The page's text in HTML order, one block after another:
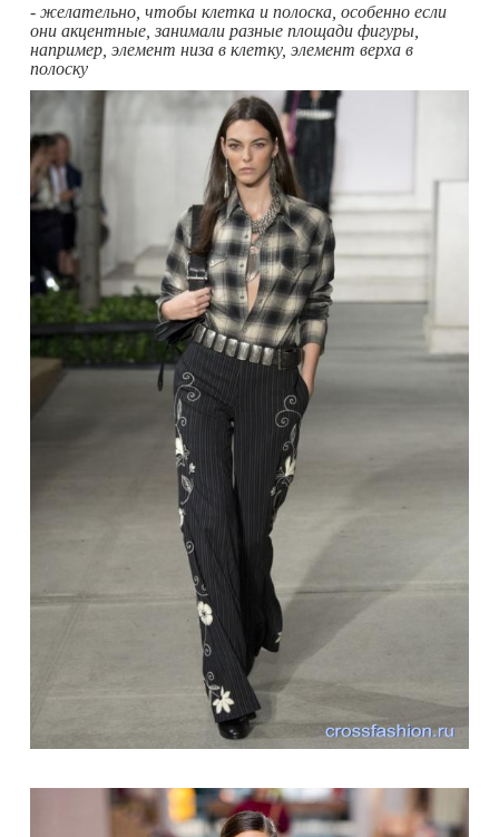
- желательно, чтобы клетка и полоска, особенно если
они акцентные, занимали разные площади фигуры,
например, элемент низа в клетку, элемент верха в
полоску